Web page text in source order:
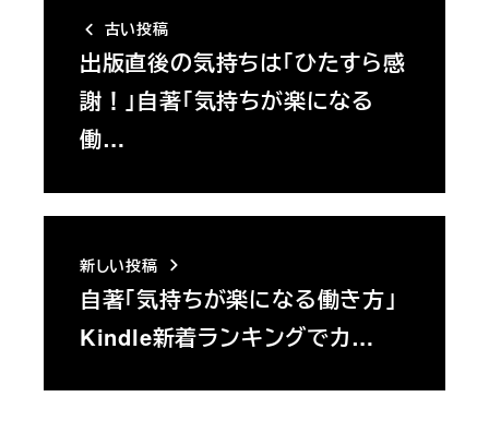
古い投稿
出版直後の気持ちは「ひたすら感
謝！」自著「気持ちが楽になる
働…
新しい投稿
自著「気持ちが楽になる働き方」
Kindle新着ランキングでカ…